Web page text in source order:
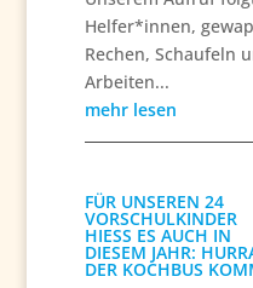
Helfer*innen,
Rechen, Schaufeln
Arbeiten...
mehr lesen
FÜR UNSEREN 24
VORSCHULKINDER
HIESS ES AUCH IN D
IESEM JAHR: HURRA
ER KOCHBUS